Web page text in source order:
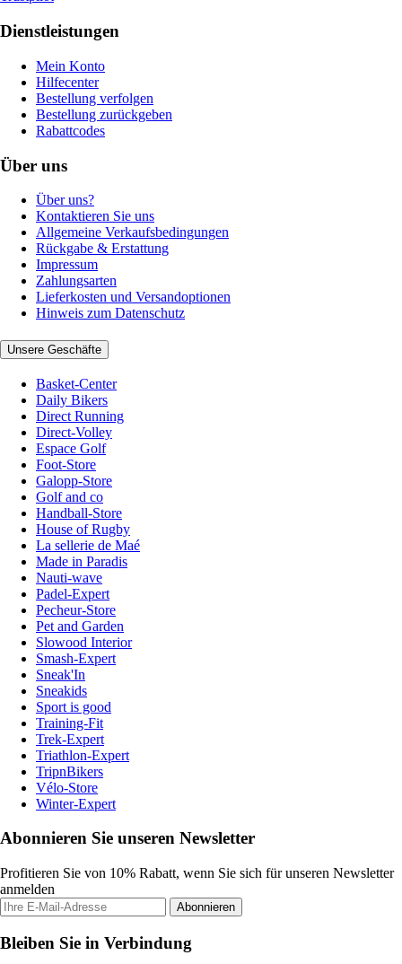
Dienstleistungen
Mein Konto
Hilfecenter
Bestellung verfolgen
Bestellung zurückgeben
Rabattcodes
Über uns
Über uns?
Kontaktieren Sie uns
Allgemeine Verkaufsbedingungen
Rückgabe & Erstattung
Impressum
Zahlungsarten
Lieferkosten und Versandoptionen
Hinweis zum Datenschutz
Unsere Geschäfte
Basket-Center
Daily Bikers
Direct Running
Direct-Volley
Espace Golf
Foot-Store
Galopp-Store
Golf and co
Handball-Store
House of Rugby
La sellerie de Maé
Made in Paradis
Nauti-wave
Padel-Expert
Pecheur-Store
Pet and Garden
Slowood Interior
Smash-Expert
Sneak'In
Sneakids
Sport is good
Training-Fit
Trek-Expert
Triathlon-Expert
TripnBikers
Vélo-Store
Winter-Expert
Abonnieren Sie unseren Newsletter
Profitieren Sie von 10% Rabatt, wenn Sie sich für unseren Newsletter
anmelden
Abonnieren
Bleiben Sie in Verbindung